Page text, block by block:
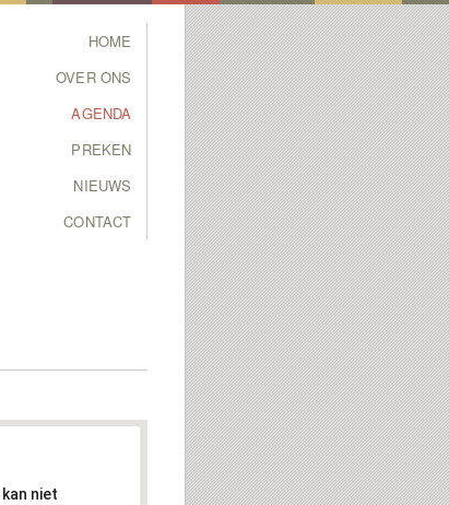
SKIP TO PRIMARY
CONTENT
SKIP TO SECONDARY
CONTENT
HOME
OVER ONS
AGENDA
PREKEN
NIEUWS
CONTACT
niet